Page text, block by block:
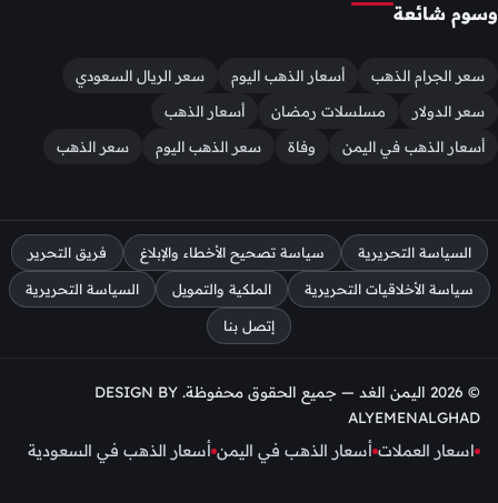
وسوم شائعة
سعر الجرام الذهب أسعار الذهب اليوم
سعر الريال السعودي
سعر الدولار
مسلسلات رمضان
أسعار الذهب
أسعار الذهب في اليمن
وفاة سعر الذهب اليوم سعر الذهب
السياسة التحريرية سياسة تصحيح الأخطاء والإبلاغ فريق التحرير
سياسة الأخلاقيات التحريرية الملكية والتمويل السياسة التحريرية
إتصل بنا
© 2026 اليمن الغد — جميع الحقوق محفوظة. DESIGN BY
ALYEMENALGHAD
اسعار العملات أسعار الذهب في اليمن أسعار الذهب في السعودية